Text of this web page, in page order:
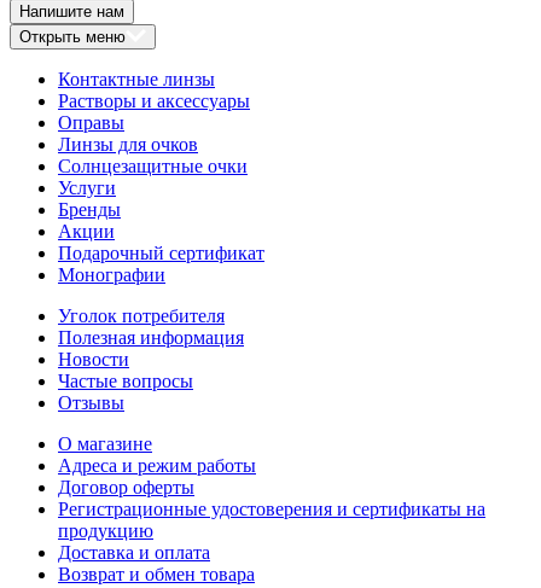
Напишите нам
Открыть меню
Контактные линзы
Растворы и аксессуары
Оправы
Линзы для очков
Солнцезащитные очки
Услуги
Бренды
Акции
Подарочный сертификат
Монографии
Уголок потребителя
Полезная информация
Новости
Частые вопросы
Отзывы
О магазине
Адреса и режим работы
Договор оферты
Регистрационные удостоверения и сертификаты на
продукцию
Доставка и оплата
Возврат и обмен товара